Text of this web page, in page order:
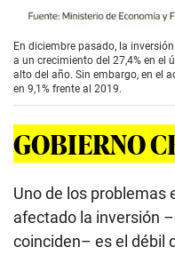
En diciembre pasado, la
a un crecimiento del 27,4% en el
alto del año. Sin embargo, en el
en 9,1% frente al 2019.
GOBIERNO
Uno de los problemas
afectado la inversión
coinciden– es el débil